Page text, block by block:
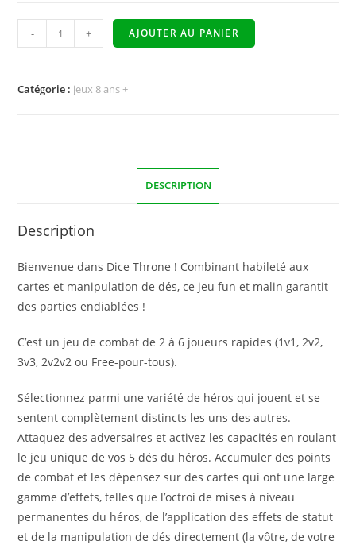
- + AJOUTER AU PANIER
Catégorie : jeux 8 ans +
DESCRIPTION
Description
Bienvenue dans Dice Throne ! Combinant habileté aux
cartes et manipulation de dés, ce jeu fun et malin garantit
des parties endiablées !
C’est un jeu de combat de 2 à 6 joueurs rapides (1v1, 2v2,
3v3, 2v2v2 ou Free-pour-tous).
Sélectionnez parmi une variété de héros qui jouent et se
sentent complètement distincts les uns des autres.
Attaquez des adversaires et activez les capacités en roulant
le jeu unique de vos 5 dés du héros. Accumuler des points
de combat et les dépensez sur des cartes qui ont une large
gamme d’effets, telles que l’octroi de mises à niveau
permanentes du héros, de l’application des effets de statut
et de la manipulation de dés directement (la vôtre, de votre